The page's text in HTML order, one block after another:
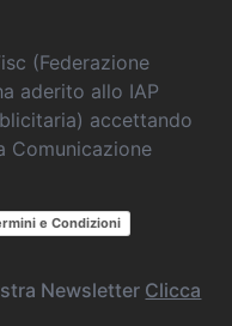
(Federazione
aderito allo IAP
accettando
Comunicazione
e Condizioni
Newsletter Clicca